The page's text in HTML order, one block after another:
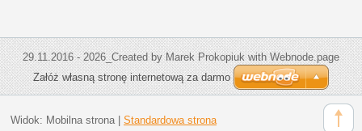
29.11.2016 - 2026_Created by Marek Prokopiuk with Webnode.page
Załóż własną stronę internetową za darmo
Widok: Mobilna strona| Standardowa strona